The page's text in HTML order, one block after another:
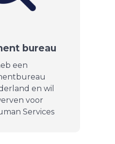
bureau
een
en wil
voor
Services